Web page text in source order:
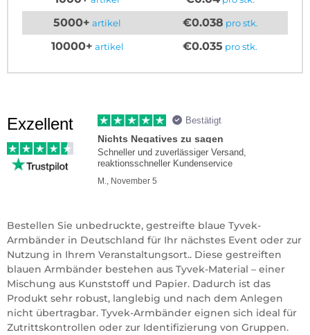
5000+ artikel €0.038 pro stk.
10000+ artikel €0.035 pro stk.
Exzellent Bestätigt
Nichts Negatives zu sagen
Schneller und zuverlässiger Versand,
reaktionsschneller Kundenservice
M., November 5
Bestellen Sie unbedruckte, gestreifte blaue Tyvek-
Armbänder in Deutschland für Ihr nächstes Event oder zur
Nutzung in Ihrem Veranstaltungsort.. Diese gestreiften
blauen Armbänder bestehen aus Tyvek-Material – einer
Mischung aus Kunststoff und Papier. Dadurch ist das
Produkt sehr robust, langlebig und nach dem Anlegen
nicht übertragbar. Tyvek-Armbänder eignen sich ideal für
Zutrittskontrollen oder zur Identifizierung von Gruppen.